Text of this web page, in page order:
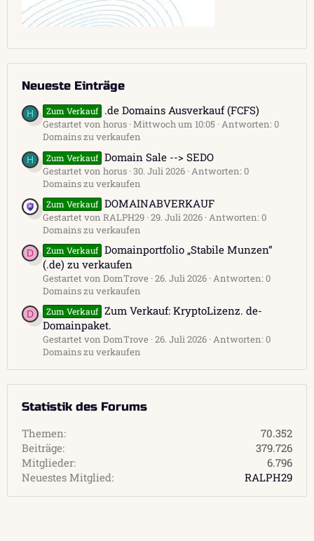
Neueste Einträge
H Zum Verkauf .de Domains Ausverkauf (FCFS)
Gestartet von horus Mittwoch um 10:05 Antworten: 0
Domains zu verkaufen
H Zum Verkauf Domain Sale --> SEDO
Gestartet von horus 30. Juli 2026 Antworten: 0
Domains zu verkaufen
Zum Verkauf DOMAINABVERKAUF
Gestartet von RALPH29 29. Juli 2026 Antworten: 0
Domains zu verkaufen
D Zum Verkauf Domainportfolio „Stabile Munzen“
(.de) zu verkaufen
Gestartet von DomTrove 26. Juli 2026 Antworten: 0
Domains zu verkaufen
D Zum Verkauf Zum Verkauf: KryptoLizenz. de-
Domainpaket.
Gestartet von DomTrove 26. Juli 2026 Antworten: 0
Domains zu verkaufen
Statistik des Forums
Themen
70.352
Beiträge
379.726
Mitglieder
6.796
Neuestes Mitglied
RALPH29